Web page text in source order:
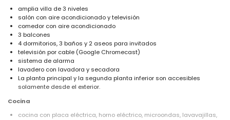
amplia villa de 3 niveles
salón con aire acondicionado y televisión
comedor con aire acondicionado
3 balcones
4 dormitorios, 3 baños y 2 aseos para invitados
televisión por cable (Google Chromecast)
sistema de alarma
lavadero con lavadora y secadora
La planta principal y la segunda planta inferior son accesibles
solamente desde el exterior.
Cocina
cocina con placa eléctrica, horno eléctrico, microondas, lavavajillas,